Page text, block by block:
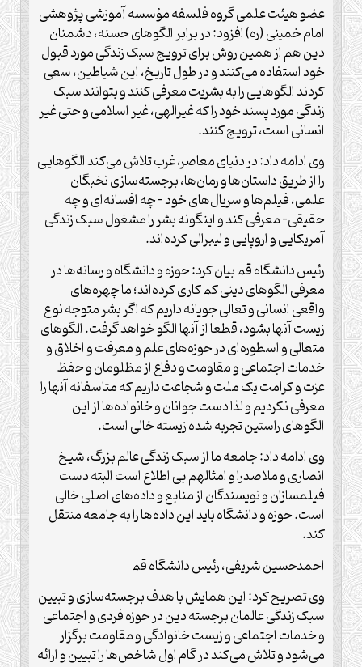
عضو هیئت‌ علمی گروه فلسفه مؤسسه آموزشی پژوهشی
امام خمینی (ره) افزود: در برابر الگو‌های حسنه، دشمنان
دین هم از همین روش برای ترویج سبک زندگی مورد قبول
خود استفاده می‌کنند و در طول تاریخ، این شیاطین، سعی
کردند الگو‌هایی را به بشریت معرفی کنند و بتوانند سبک
زندگی مورد پسند خود را که غیرالهی، غیر اسلامی و حتی غیر
انسانی است، ترویج کنند.
وی ادامه داد: در دنیای معاصر، غرب تلاش می‌کند الگو‌هایی
را از طریق داستان‌ها و رمان‌ها، برجسته‌سازی نخبگان
علمی، فیلم‌ها و سریال‌های خود – چه افسانه‌ای و چه
حقیقی- معرفی کند و اینگونه بشر را مشغول سبک زندگی
آمریکایی و اروپایی و لیبرالی کرده‌اند.
رئیس دانشگاه قم بیان کرد: حوزه و دانشگاه و رسانه‌ها در
معرفی الگو‌های دینی کم کاری کرده‌اند؛ ما چهره‌های
واقعی انسانی و تعالی جویانه داریم که اگر بشر متوجه نوع
زیست آنها بشود، قطعا از آنها الگو خواهد گرفت. الگو‌های
متعالی و اسطوره‌ای در حوزه‌های علم و معرفت و اخلاق و
خدمات اجتماعی و مقاومت و دفاع از مظلومان و حفظ
عزت و کرامت یک ملت و شجاعت داریم که متاسفانه آنها را
معرفی نکردیم و لذا دست جوانان و خانواده‌ها از این
الگو‌های راستین تجربه شده زیسته خالی است.
وی ادامه داد: جامعه ما از سبک زندگی عالم بزرگ، شیخ
انصاری و ملاصدرا و امثالهم بی اطلاع است البته دست
فیلمسازان و نویسندگان از منابع و داده‌های اصلی خالی
است. حوزه و دانشگاه باید این داده‌ها را به جامعه منتقل
کند.
احمدحسین شریفی، رئیس دانشگاه قم
وی تصریح کرد: این همایش با هدف برجسته‌سازی و تبیین
سبک زندگی عالمان برجسته دین در حوزه فردی و اجتماعی
و خدمات اجتماعی و زیست خانوادگی و مقاومت برگزار
می‌شود و تلاش می‌کند در گام اول شاخص‌ها را تبیین و ارائه